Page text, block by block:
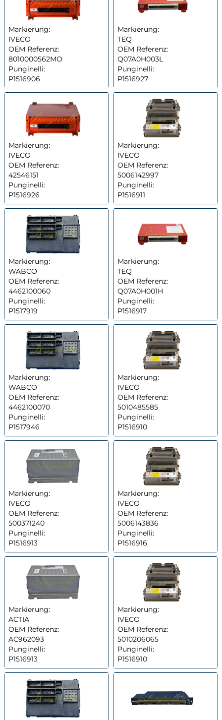
Markierung:
IVECO
OEM Referenz:
8010000562MO
Punginelli:
P1516906
Markierung:
TEQ
OEM Referenz:
Q07A0H003L
Punginelli:
P1516927
Markierung:
IVECO
OEM Referenz:
42546151
Punginelli:
P1516926
Markierung:
IVECO
OEM Referenz:
5006142997
Punginelli:
P1516911
Markierung:
WABCO
OEM Referenz:
4462100060
Punginelli:
P1517919
Markierung:
TEQ
OEM Referenz:
Q07A0H001H
Punginelli:
P1516917
Markierung:
WABCO
OEM Referenz:
4462100070
Punginelli:
P1517946
Markierung:
IVECO
OEM Referenz:
5010485585
Punginelli:
P1516910
Markierung:
IVECO
OEM Referenz:
500371240
Punginelli:
P1516913
Markierung:
IVECO
OEM Referenz:
5006143836
Punginelli:
P1516916
Markierung:
ACTIA
OEM Referenz:
AC962093
Punginelli:
P1516913
Markierung:
IVECO
OEM Referenz:
5010206065
Punginelli:
P1516910